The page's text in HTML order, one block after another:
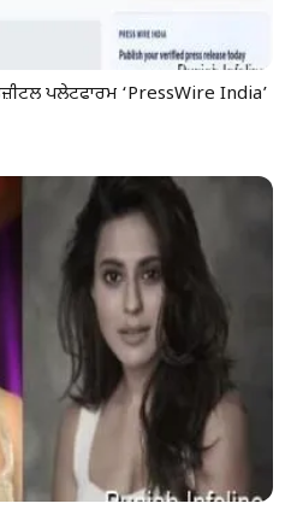
ਪਲੇਟਫਾਰਮ ‘PressWire India’